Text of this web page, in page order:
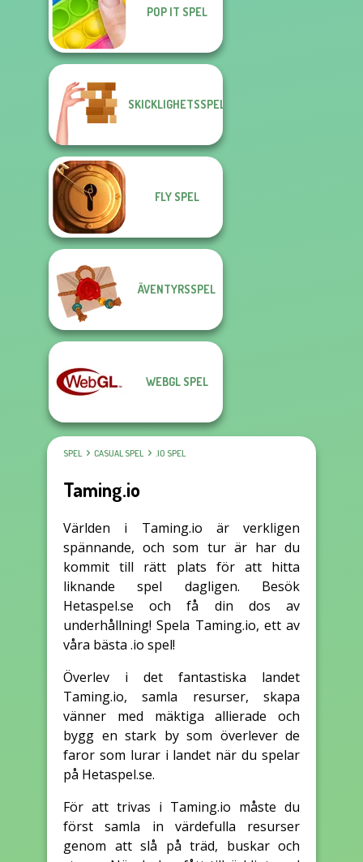
POP IT SPEL
SKICKLIGHETSSPEL
FLY SPEL
ÄVENTYRSSPEL
WEBGL SPEL
SPEL CASUAL SPEL .IO SPEL
Taming.io
Världen i Taming.io är verkligen
spännande, och som tur är har du
kommit till rätt plats för att hitta
liknande spel dagligen. Besök
Hetaspel.se och få din dos av
underhållning! Spela Taming.io, ett av
våra bästa .io spel!
Överlev i det fantastiska landet
Taming.io, samla resurser, skapa
vänner med mäktiga allierade och
bygg en stark by som överlever de
faror som lurar i landet när du spelar
på Hetaspel.se.
För att trivas i Taming.io måste du
först samla in värdefulla resurser
genom att slå på träd, buskar och